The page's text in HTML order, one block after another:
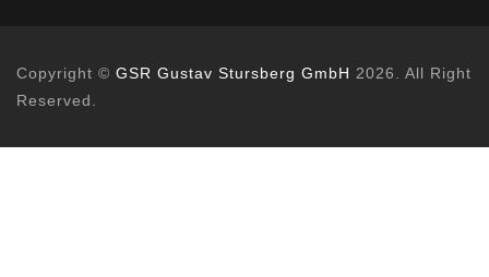
Copyright © GSR Gustav Stursberg GmbH 2026. All Right
Reserved.